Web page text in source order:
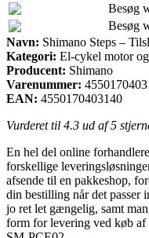
Besøg
Besøg
Navn: Shimano Steps –
Kategori: El-cykel motor
Producent: Shimano
Varenummer:
EAN: 4550170403140
Vurderet til 4.3 ud af 5
En hel del online
forskellige
afsende til en pakkeshop,
din bestilling når det passer
jo ret let gængelig, samt
form for levering ved køb af